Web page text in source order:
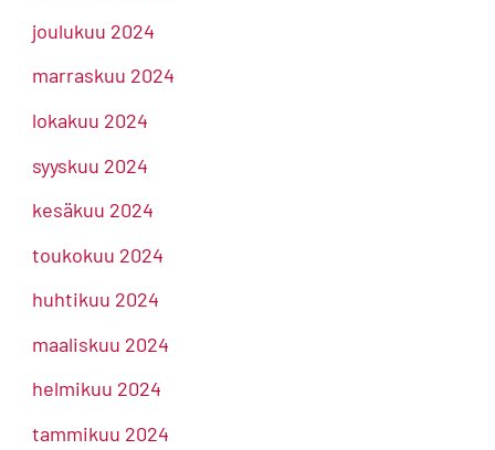
joulukuu 2024
marraskuu 2024
lokakuu 2024
syyskuu 2024
kesäkuu 2024
toukokuu 2024
huhtikuu 2024
maaliskuu 2024
helmikuu 2024
tammikuu 2024